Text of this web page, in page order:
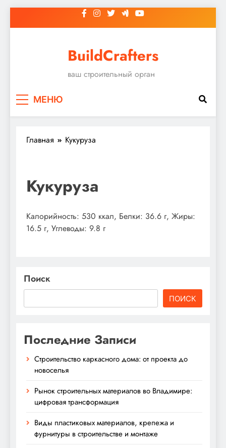
к
BuildCrafters
ваш строительный орган
МЕНЮ
Главная Кукуруза
Кукуруза
Калорийность: 530 ккал, Белки: 36.6 г, Жиры:
16.5 г, Углеводы: 9.8 г
Поиск
ПОИСК
Последние Записи
Строительство каркасного дома: от проекта до
новоселья
Рынок строительных материалов во Владимире:
цифровая трансформация
Виды пластиковых материалов, крепежа и
фурнитуры в строительстве и монтаже